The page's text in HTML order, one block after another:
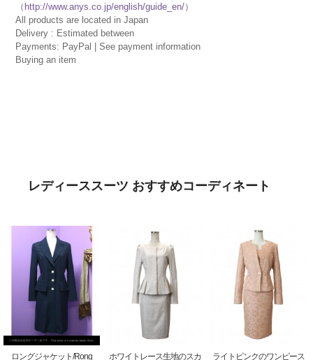
（ http://www.anys.co.jp/english/guide_en/）
All products are located in Japan
Delivery : Estimated between
Payments: PayPal | See payment information
Buying an item
レディーススーツ おすすめコーディネート
ロングジャケット/Rong
ホワイトレース生地のスカ
ライトピンクのワンピース